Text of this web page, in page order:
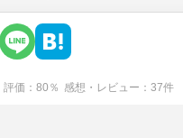
評価 80 ％ 感想・レビュー 37件